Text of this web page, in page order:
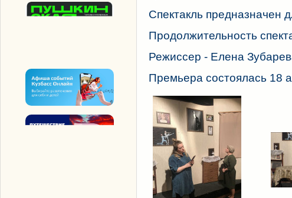
Спектакль предназначен
Продолжительность
Режиссер - Елена
Премьера состоялась 18